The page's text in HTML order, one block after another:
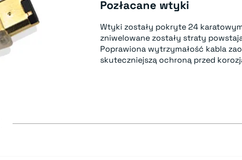
Pozłacane wtyki
Wtyki zostały pokryte 24
zniwelowane zostały straty
Poprawiona wytrzymałość kabla
skuteczniejszą ochroną przed